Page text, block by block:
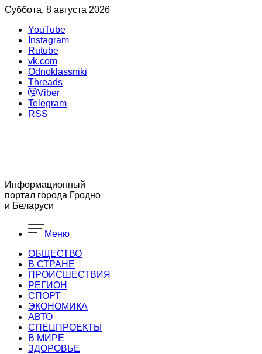
Суббота, 8 августа 2026
YouTube
Instagram
Rutube
vk.com
Odnoklassniki
Threads
Viber
Telegram
RSS
Информационный
портал города Гродно
и Беларуси
Меню
ОБЩЕСТВО
В СТРАНЕ
ПРОИСШЕСТВИЯ
РЕГИОН
CПОРТ
ЭКОНОМИКА
АВТО
СПЕЦПРОЕКТЫ
В МИРЕ
ЗДОРОВЬЕ